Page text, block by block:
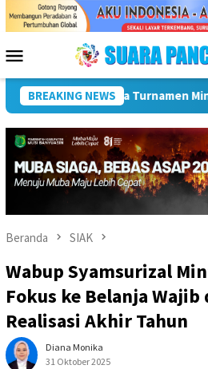
Menu
Mobile
BREAKING NEWS
Antar Organisasi Perangkat
Beranda SIAK
Wabup Syamsurizal
Fokus ke Belanja Wajib
Realisasi Akhir Tahun
Diana Monika
31 Oktober 2025